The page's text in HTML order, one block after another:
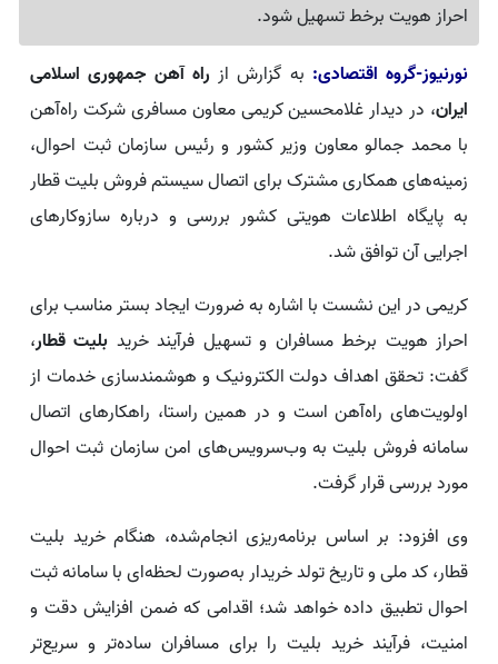
احراز هویت برخط تسهیل شود.
نورنیوز-گروه اقتصادی: به گزارش از راه آهن جمهوری اسلامی
ایران، در دیدار غلامحسین کریمی معاون مسافری شرکت راه‌آهن
با محمد جمالو معاون وزیر کشور و رئیس سازمان ثبت احوال،
زمینه‌های همکاری مشترک برای اتصال سیستم فروش بلیت قطار
به پایگاه اطلاعات هویتی کشور بررسی و درباره سازوکارهای
اجرایی آن توافق شد.
کریمی در این نشست با اشاره به ضرورت ایجاد بستر مناسب برای
احراز هویت برخط مسافران و تسهیل فرآیند خرید بلیت قطار،
گفت: تحقق اهداف دولت الکترونیک و هوشمندسازی خدمات از
اولویت‌های راه‌آهن است و در همین راستا، راهکارهای اتصال
سامانه فروش بلیت به وب‌سرویس‌های امن سازمان ثبت احوال
مورد بررسی قرار گرفت.
وی افزود: بر اساس برنامه‌ریزی انجام‌شده، هنگام خرید بلیت
قطار، کد ملی و تاریخ تولد خریدار به‌صورت لحظه‌ای با سامانه ثبت
احوال تطبیق داده خواهد شد؛ اقدامی که ضمن افزایش دقت و
امنیت، فرآیند خرید بلیت را برای مسافران ساده‌تر و سریع‌تر